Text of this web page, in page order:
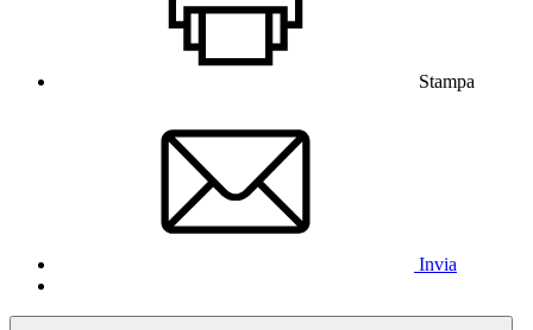
Stampa
Invia